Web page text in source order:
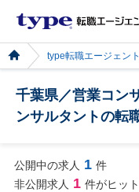
type転職エージェン
千葉県／営業コン
ンサルタントの転
公開中の求人 1 件
非公開求人 1 件がヒット